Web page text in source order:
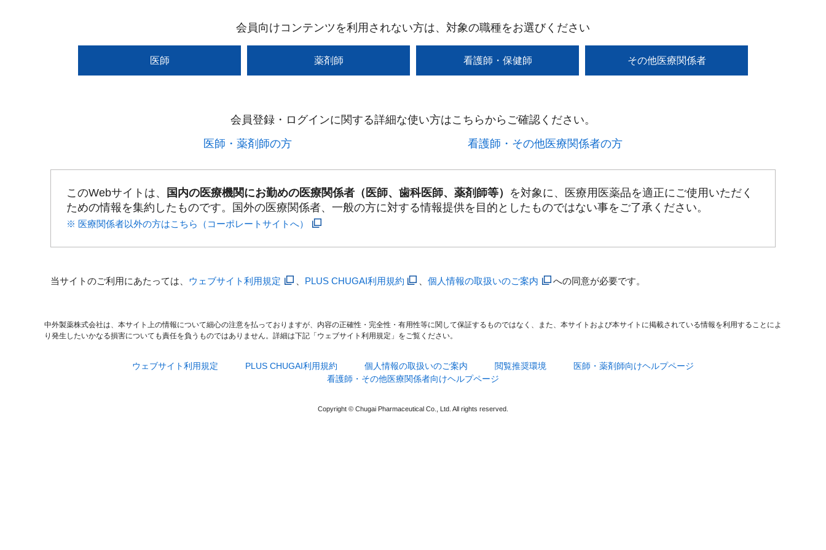
会員向けコンテンツを利用されない方は、対象の職種をお選びください
医師 薬剤師 看護師・保健師 その他医療関係者
会員登録・ログインに関する詳細な使い方はこちらからご確認ください。​
医師・薬剤師の方​
看護師・その他医療関係者の方​
このWebサイトは、 国内の医療機関にお勤めの医療関係者（医師、歯科医師、薬剤師等） を対象に、医療用医薬品を適正にご使用いただく
ための情報を集約したものです。国外の医療関係者、一般の方に対する情報提供を目的としたものではない事をご了承ください。
※ 医療関係者以外の方はこちら（コーポレートサイトへ）
当サイトのご利用にあたっては、 ウェブサイト利用規定 PLUS CHUGAI利用規約 、個人情報の取扱いのご案内 への同意が必要です。
中外製薬株式会社は、本サイト上の情報について細心の注意を払っておりますが、内容の正確性・完全性・有用性等に関して保証するものではなく、また、本サイトおよび本サイトに掲載されている情報を利用することによ
り発生したいかなる損害についても責任を負うものではありません。詳細は下記「ウェブサイト利用規定」をご覧ください。
ウェブサイト利用規定 PLUS CHUGAI利用規約 個人情報の取扱いのご案内 閲覧推奨環境
医師・薬剤師向けヘルプページ
看護師・その他医療関係者向けヘルプページ
Copyright © Chugai Pharmaceutical Co., Ltd. All rights reserved.